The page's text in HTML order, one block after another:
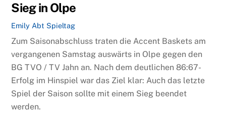
Sieg in Olpe
Emily Abt Spieltag
Zum Saisonabschluss traten die Accent Baskets am
vergangenen Samstag auswärts in Olpe gegen den
BG TVO / TV Jahn an. Nach dem deutlichen 86:67-
Erfolg im Hinspiel war das Ziel klar: Auch das letzte
Spiel der Saison sollte mit einem Sieg beendet
werden.